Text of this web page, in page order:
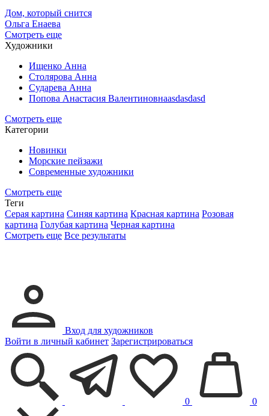
Дом, который снится
Ольга Енаева
Смотреть еще
Художники
Ищенко Анна
Столярова Анна
Сударева Анна
Попова Анастасия Валентиновнаasdasdasd
Смотреть еще
Категории
Новинки
Морские пейзажи
Современные художники
Смотреть еще
Теги
Серая картина Синяя картина Красная картина Розовая
картина Голубая картина Черная картина
Смотреть еще Все результаты
Вход для художников
Войти в личный кабинет Зарегистрироваться
0 0